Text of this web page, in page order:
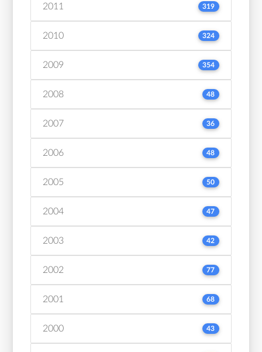
2011 319
2010 324
2009 354
2008 48
2007 36
2006 48
2005 50
2004 47
2003 42
2002 77
2001 68
2000 43